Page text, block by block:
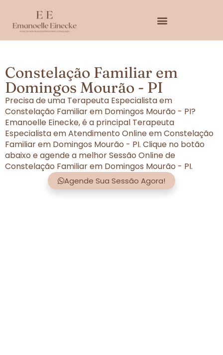
Constelação Familiar em
Domingos Mourão - PI
Precisa de uma Terapeuta Especialista em
Constelação Familiar em Domingos Mourão - PI?
Emanoelle Einecke, é a principal Terapeuta
Especialista em Atendimento Online em Constelação
Familiar em Domingos Mourão - PI. Clique no botão
abaixo e agende a melhor Sessão Online de
Constelação Familiar em Domingos Mourão - PI.
Agende Sua Sessão Agora!